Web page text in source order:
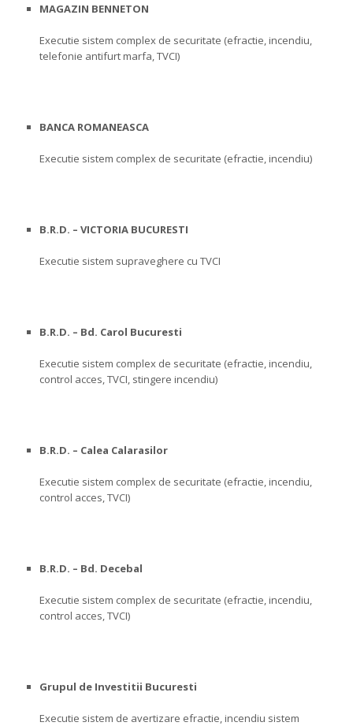
MAGAZIN BENNETON
Executie sistem complex de securitate (efractie, incendiu,
telefonie antifurt marfa, TVCI)
BANCA ROMANEASCA
Executie sistem complex de securitate (efractie, incendiu)
B.R.D. – VICTORIA BUCURESTI
Executie sistem supraveghere cu TVCI
B.R.D. – Bd. Carol Bucuresti
Executie sistem complex de securitate (efractie, incendiu,
control acces, TVCI, stingere incendiu)
B.R.D. – Calea Calarasilor
Executie sistem complex de securitate (efractie, incendiu,
control acces, TVCI)
B.R.D. – Bd. Decebal
Executie sistem complex de securitate (efractie, incendiu,
control acces, TVCI)
Grupul de Investitii Bucuresti
Executie sistem de avertizare efractie, incendiu sistem